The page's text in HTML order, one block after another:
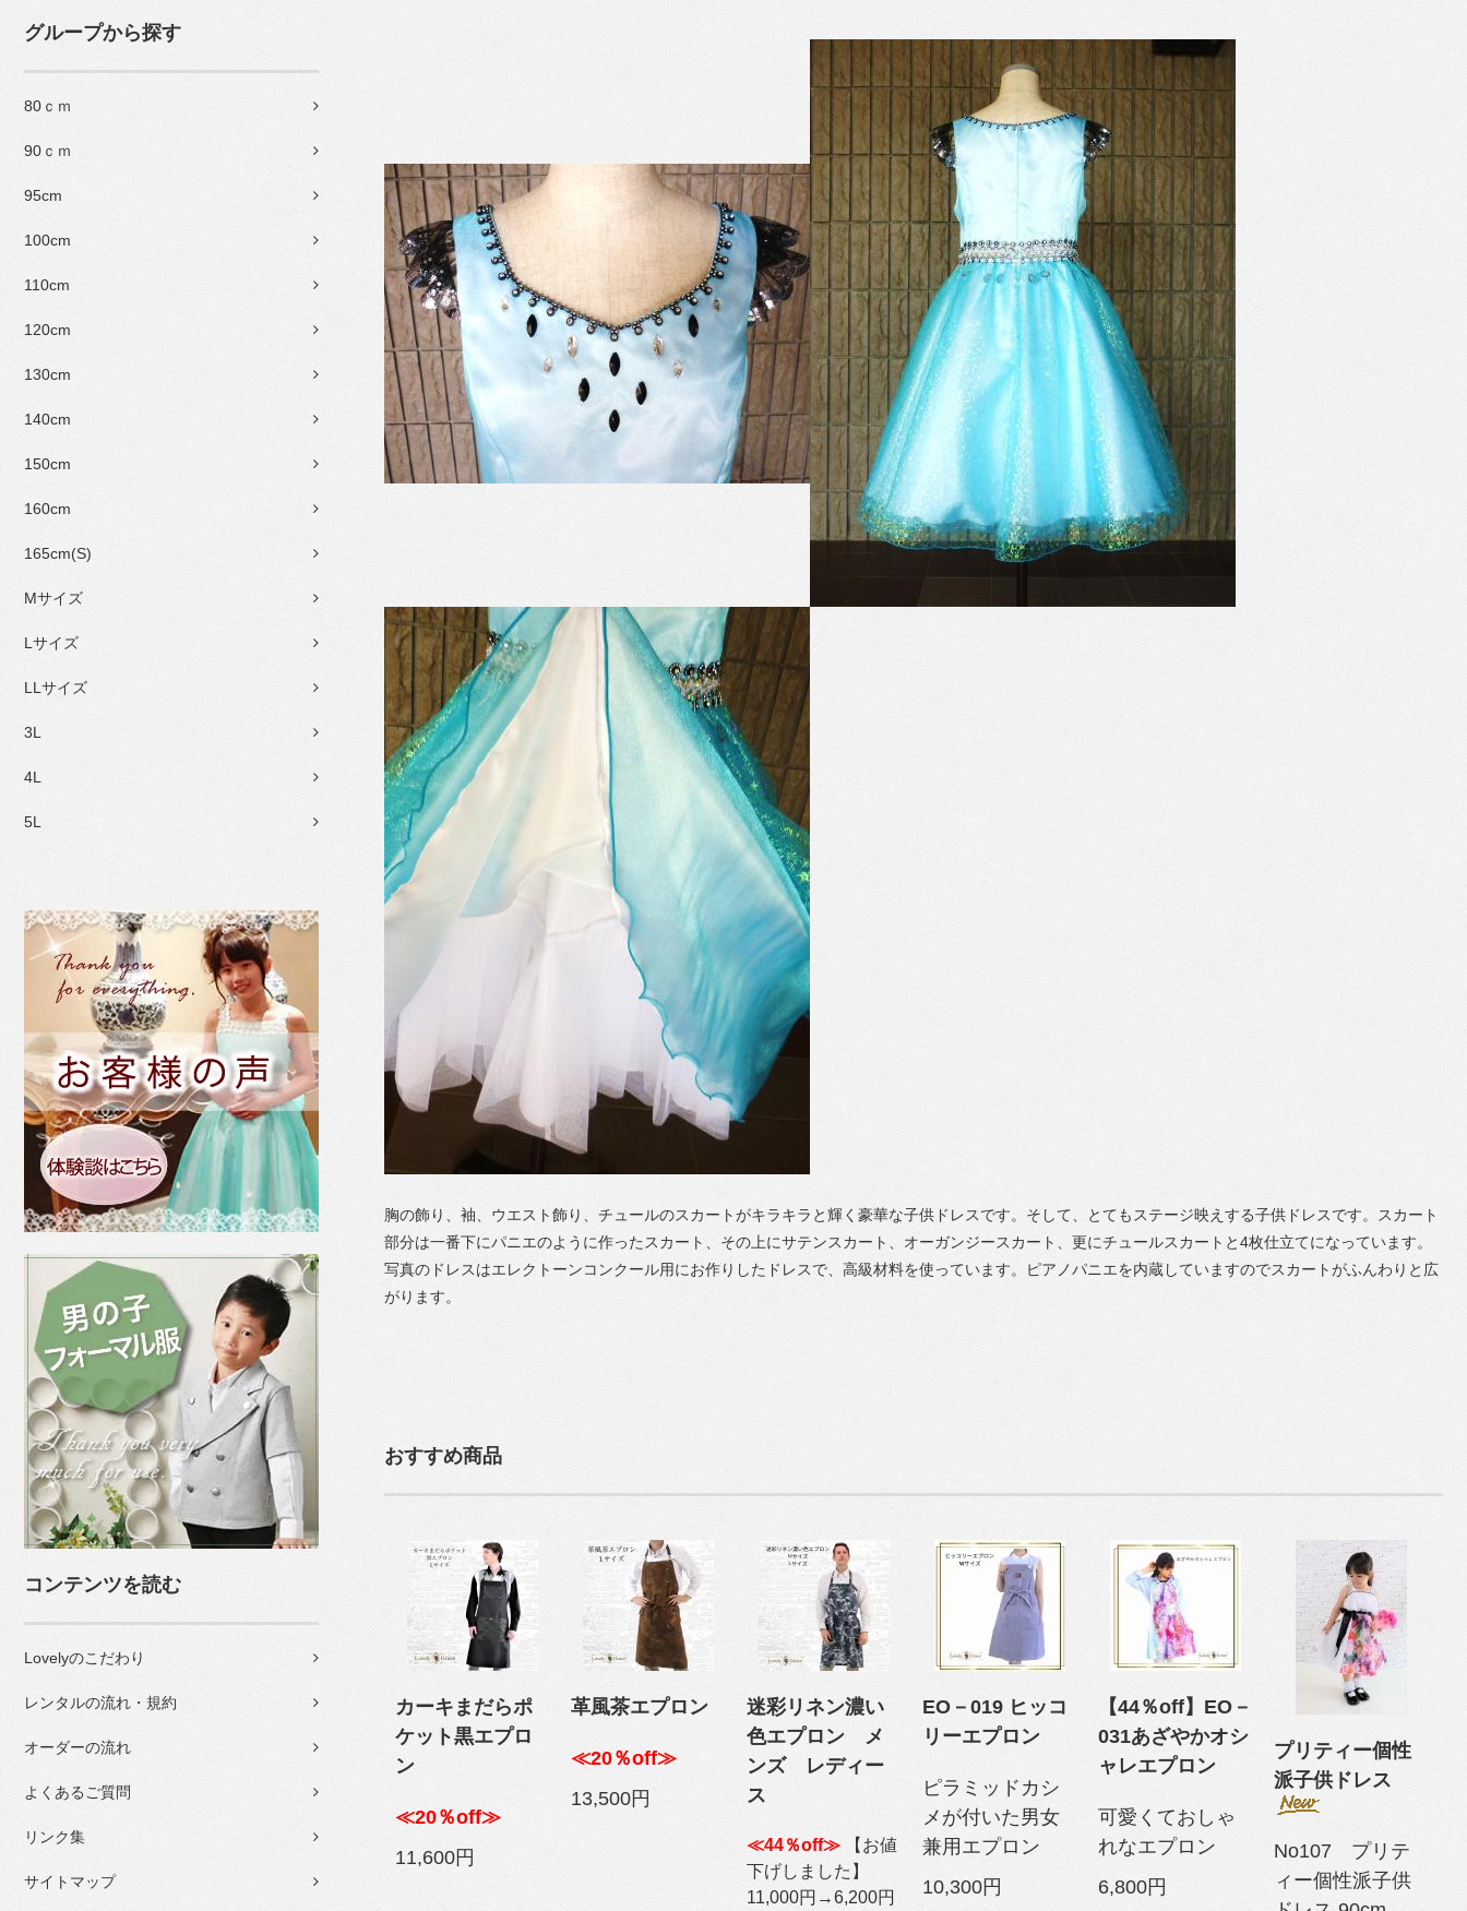
グループから探す
80ｃｍ
90ｃｍ
95cm
100cm
110cm
120cm
130cm
140cm
150cm
160cm
165cm(S)
Mサイズ
Lサイズ
LLサイズ
3L
4L
5L
コンテンツを読む
Lovelyのこだわり
レンタルの流れ・規約
オーダーの流れ
よくあるご質問
リンク集
サイトマップ
胸の飾り、袖、ウエスト飾り、チュールのスカートがキラキラと輝く豪華な子供ドレスです。そして、とてもステージ映えする子供ドレスです。スカート
部分は一番下にパニエのように作ったスカート、その上にサテンスカート、オーガンジースカート、更にチュールスカートと4枚仕立てになっています。
写真のドレスはエレクトーンコンクール用にお作りしたドレスで、高級材料を使っています。ピアノパニエを内蔵していますのでスカートがふんわりと広
がります。
おすすめ商品
カーキまだらポ
ケット黒エプロ
ン
≪20％off≫
11,600円
革風茶エプロン
≪20％off≫
13,500円
迷彩リネン濃い
色エプロン メ
ンズ レディー
ス
≪44％off≫ 【お値
下げしました】
11,000円→6,200円
EO－019 ヒッコ
リーエプロン
ピラミッドカシ
メが付いた男女
兼用エプロン
10,300円
【44％off】EO－
031あざやかオシ
ャレエプロン
可愛くておしゃ
れなエプロン
6,800円
プリティー個性
派子供ドレス
No107 プリテ
ィー個性派子供